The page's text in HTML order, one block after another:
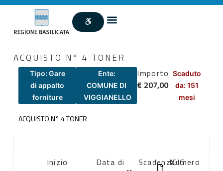
ACQUISTO N° 4 TONER
Tipo: Gare
di appalto
forniture
Ente:
COMUNE DI
VIGGIANELLO
Importo
€ 207,00
Scaduto
da: 151
mesi
ACQUISTO N° 4 TONER
Inizio
Data di
Scadenza:Numero
CIG: